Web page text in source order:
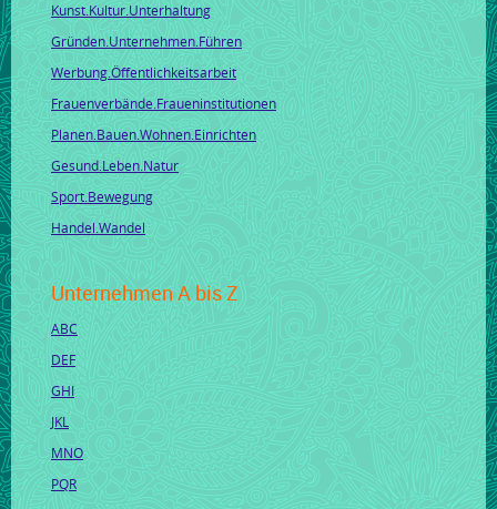
Kunst.Kultur.Unterhaltung
Gründen.Unternehmen.Führen
Werbung.Öffentlichkeitsarbeit
Frauenverbände.Fraueninstitutionen
Planen.Bauen.Wohnen.Einrichten
Gesund.Leben.Natur
Sport.Bewegung
Handel.Wandel
Unternehmen A bis Z
ABC
DEF
GHI
JKL
MNO
PQR